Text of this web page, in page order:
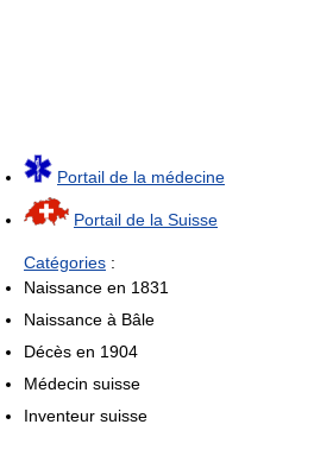
Portail de la médecine
Portail de la Suisse
Catégories :
Naissance en 1831
Naissance à Bâle
Décès en 1904
Médecin suisse
Inventeur suisse